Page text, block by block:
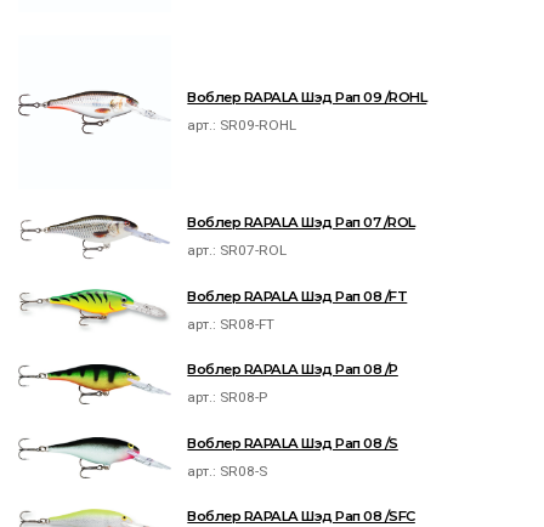
Воблер RAPALA Шэд Рап 09 /ROHL
арт.: SR09-ROHL
Воблер RAPALA Шэд Рап 07 /ROL
арт.: SR07-ROL
Воблер RAPALA Шэд Рап 08 /FT
арт.: SR08-FT
Воблер RAPALA Шэд Рап 08 /P
арт.: SR08-P
Воблер RAPALA Шэд Рап 08 /S
арт.: SR08-S
Воблер RAPALA Шэд Рап 08 /SFC